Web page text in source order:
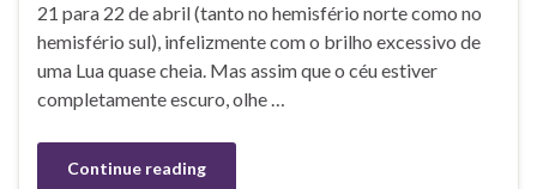
21 para 22 de abril (tanto no hemisfério norte como no
hemisfério sul), infelizmente com o brilho excessivo de
uma Lua quase cheia. Mas assim que o céu estiver
completamente escuro, olhe …
Continue reading